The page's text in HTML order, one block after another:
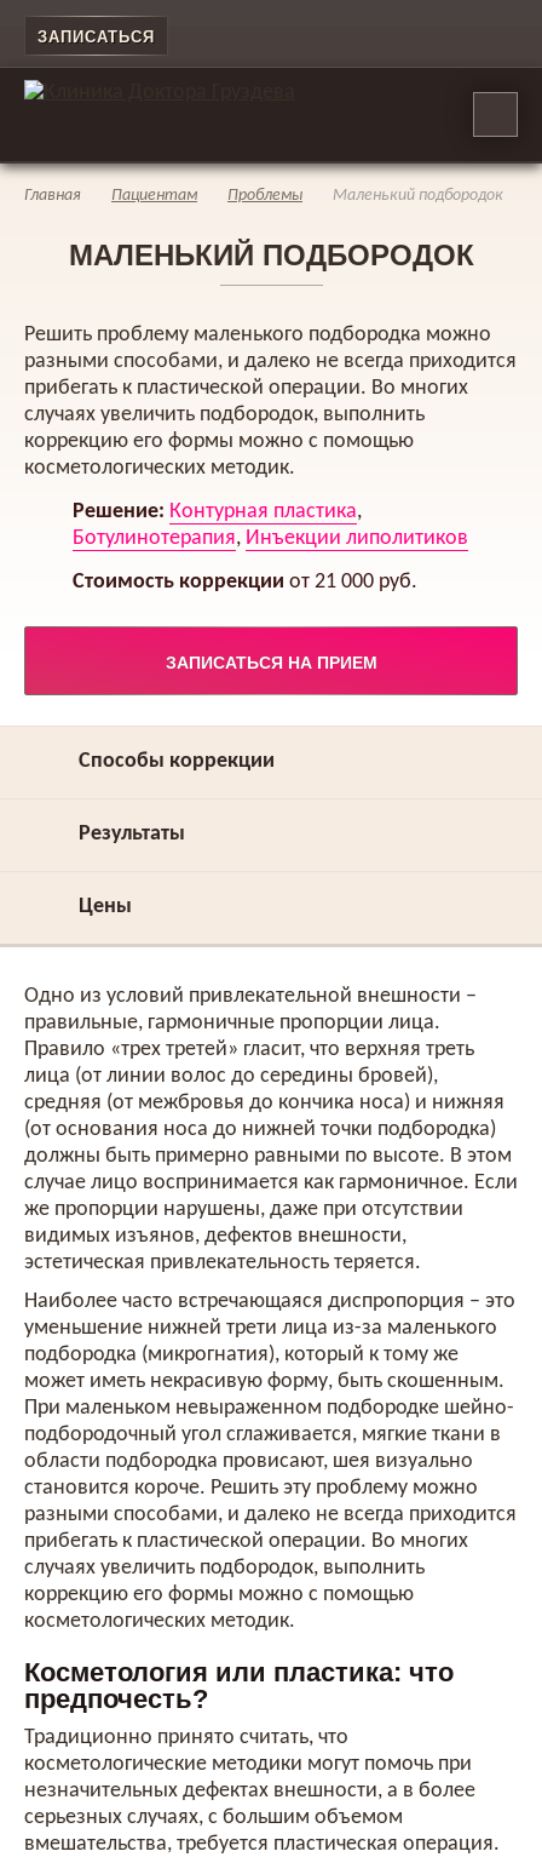
Главная Пациентам Проблемы Маленький подбородок
МАЛЕНЬКИЙ ПОДБОРОДОК
Решить проблему маленького подбородка можно
разными способами, и далеко не всегда приходится
прибегать к пластической операции. Во многих
случаях увеличить подбородок, выполнить
коррекцию его формы можно с помощью
косметологических методик.
Решение: Контурная пластика,
Ботулинотерапия, Инъекции липолитиков
Стоимость коррекции от 21 000 руб.
ЗАПИСАТЬСЯ НА ПРИЕМ
Способы коррекции
Результаты
Цены
Одно из условий привлекательной внешности –
правильные, гармоничные пропорции лица.
Правило «трех третей» гласит, что верхняя треть
лица (от линии волос до середины бровей),
средняя (от межбровья до кончика носа) и нижняя
(от основания носа до нижней точки подбородка)
должны быть примерно равными по высоте. В этом
случае лицо воспринимается как гармоничное. Если
же пропорции нарушены, даже при отсутствии
видимых изъянов, дефектов внешности,
эстетическая привлекательность теряется.
Наиболее часто встречающаяся диспропорция – это
уменьшение нижней трети лица из-за маленького
подбородка (микрогнатия), который к тому же
может иметь некрасивую форму, быть скошенным.
При маленьком невыраженном подбородке шейно-
подбородочный угол сглаживается, мягкие ткани в
области подбородка провисают, шея визуально
становится короче. Решить эту проблему можно
разными способами, и далеко не всегда приходится
прибегать к пластической операции. Во многих
случаях увеличить подбородок, выполнить
коррекцию его формы можно с помощью
косметологических методик.
Косметология или пластика: что
предпочесть?
Традиционно принято считать, что
косметологические методики могут помочь при
незначительных дефектах внешности, а в более
серьезных случаях, с большим объемом
вмешательства, требуется пластическая операция.
ЗАПИСАТЬСЯ